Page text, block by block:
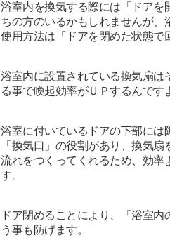
浴室内を換気する際には「ドア
ちの方のいるかもしれませんが
使用方法は「ドアを閉めた状態で
浴室内に設置されている換気扇は
る事で喚起効率がＵＰするんです
浴室に付いているドアの下部には
「換気口」の役割があり、換気
流れをつくってくれるため、効
す。
ドア閉めることにより、「浴室
う事も防げます。